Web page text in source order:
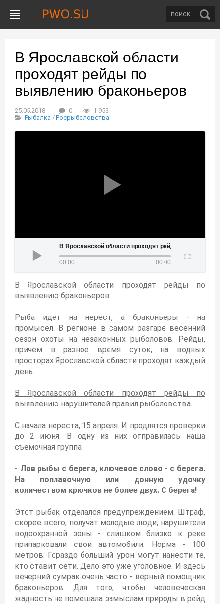
В Ярославской области
проходят рейды по
выявлению браконьеров
25.05.2018 0
1 953
Рыбалка / Росрыболовства
области проходят рейды по выявлению браконьеров
00:00 00:00
В Ярославской области проходят рейды по
выявлению браконьеров
Рыба идет на нерест, а браконьеры - на
промысел. В регионе в самом разгаре весенний
сезон охоты на незаконных рыболовов. Рейды,
причем в разное время суток, на водных
просторах Ярославской области проходят каждый
день.
В Ярославской области проходят рейды по
выявлению нарушителей правил рыболовства.
С начала нереста, 15 апреля. И продлятся проверки
до 2 июня. В одну из них отправилась наша
съемочная группа.
- Лов рыбы с берега, ключевое слово - с берега.
На поплавочную или донную удочку
количеством крючков не более двух. С берега!
Этот рыбак отделался предупреждением. Штраф,
скорее всего, получат молодые люди, нарушители
водоохранной зоны - слишком близко к реке
припарковали свои автомобили. Норма - 100
метров. Гораздо больший урон могут нанести те,
кто ставит сети. Дело это уже уголовное. И здесь
вечерний сумрак очень часто - верный помощник
браконьеров. Для того, чтобы человеческая
жадность не помешала замыслам природы в рейд